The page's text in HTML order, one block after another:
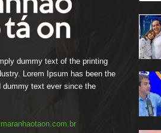
dummy text of the printing
Lorem Ipsum has been the
dummy text ever since the